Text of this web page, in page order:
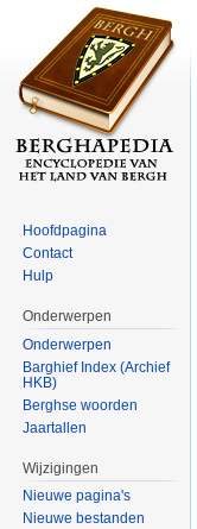
Hoofdpagina
Contact
Hulp
Onderwerpen
Onderwerpen
Barghief Index (Archief
HKB)
Berghse woorden
Jaartallen
Wijzigingen
Nieuwe pagina's
Nieuwe bestanden